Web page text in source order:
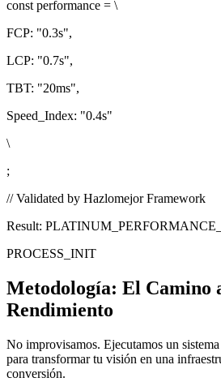
const performance = \
FCP: "0.3s",
LCP: "0.7s",
TBT: "20ms",
Speed_Index: "0.4s"
\
;
// Validated by Hazlomejor Framework
Result:
PROCESS_INIT
Metodología: El Camino
Rendimiento
No improvisamos. Ejecutamos un
para transformar tu visión en una
conversión.